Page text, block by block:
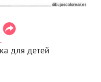
для детей